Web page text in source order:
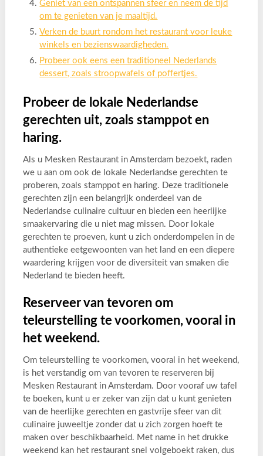
Geniet van een ontspannen sfeer en neem de tijd
om te genieten van je maaltijd.
Verken de buurt rondom het restaurant voor leuke
winkels en bezienswaardigheden.
Probeer ook eens een traditioneel Nederlands
dessert, zoals stroopwafels of poffertjes.
Probeer de lokale Nederlandse
gerechten uit, zoals stamppot en
haring.
Als u Mesken Restaurant in Amsterdam bezoekt, raden
we u aan om ook de lokale Nederlandse gerechten te
proberen, zoals stamppot en haring. Deze traditionele
gerechten zijn een belangrijk onderdeel van de
Nederlandse culinaire cultuur en bieden een heerlijke
smaakervaring die u niet mag missen. Door lokale
gerechten te proeven, kunt u zich onderdompelen in de
authentieke eetgewoonten van het land en een diepere
waardering krijgen voor de diversiteit van smaken die
Nederland te bieden heeft.
Reserveer van tevoren om
teleurstelling te voorkomen, vooral in
het weekend.
Om teleurstelling te voorkomen, vooral in het weekend,
is het verstandig om van tevoren te reserveren bij
Mesken Restaurant in Amsterdam. Door vooraf uw tafel
te boeken, kunt u er zeker van zijn dat u kunt genieten
van de heerlijke gerechten en gastvrije sfeer van dit
culinaire juweeltje zonder dat u zich zorgen hoeft te
maken over beschikbaarheid. Met name in het drukke
weekend kan het restaurant snel volgeboekt raken, dus